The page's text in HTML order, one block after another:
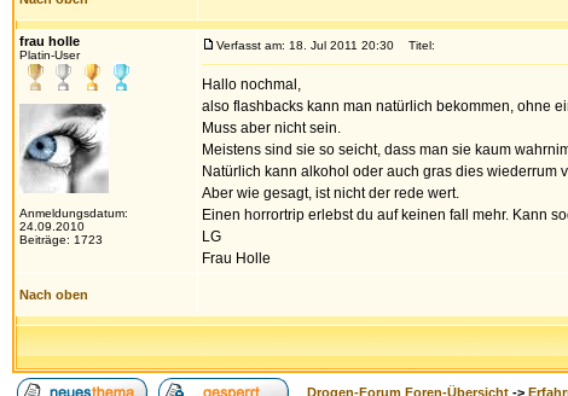
frau holle
Platin-User
Anmeldungsdatum:
24.09.2010
Beiträge: 1723
Verfasst am: 18. Jul 2011 20:30 Titel:
Hallo nochmal,
also flashbacks kann man natürlich bekommen, ohne
Muss aber nicht sein.
Meistens sind sie so seicht, dass man sie kaum
Natürlich kann alkohol oder auch gras dies wiederrum
Aber wie gesagt, ist nicht der rede wert.
Einen horrortrip erlebst du auf keinen fall mehr. Kann
LG
Frau Holle
Nach oben
Drogen-Forum Foren-Übersicht ->